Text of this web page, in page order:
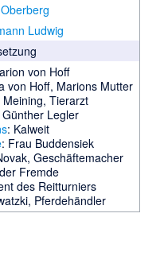
Ludwig
von Hoff
von Hoff, Marions Mutter
Tierarzt
Legler
: Kalweit
: Frau Buddensiek
Geschäftemacher
Fremde
des Reitturniers
Pferdehändler